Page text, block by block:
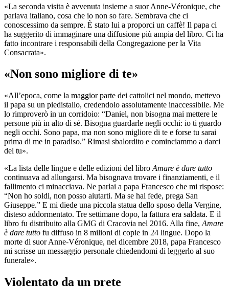
«La seconda visita è avvenuta insieme a suor Anne-Véronique, che
parlava italiano, cosa che io non so fare. Sembrava che ci
conoscessimo da sempre. È stato lui a proporci un caffè! Il papa ci
ha suggerito di immaginare una diffusione più ampia del libro. Ci ha
fatto incontrare i responsabili della Congregazione per la Vita
Consacrata».
«Non sono migliore di te»
«All’epoca, come la maggior parte dei cattolici nel mondo, mettevo
il papa su un piedistallo, credendolo assolutamente inaccessibile. Me
lo rimproverò in un corridoio: “Daniel, non bisogna mai mettere le
persone più in alto di sé. Bisogna guardarle negli occhi: io ti guardo
negli occhi. Sono papa, ma non sono migliore di te e forse tu sarai
prima di me in paradiso.” Rimasi sbalordito e cominciammo a darci
del tu».
«La lista delle lingue e delle edizioni del libro Amare è dare tutto
continuava ad allungarsi. Ma bisognava trovare i finanziamenti, e il
fallimento ci minacciava. Ne parlai a papa Francesco che mi rispose:
“Non ho soldi, non posso aiutarti. Ma se hai fede, prega San
Giuseppe.” E mi diede una piccola statua dello sposo della Vergine,
disteso addormentato. Tre settimane dopo, la fattura era saldata. E il
libro fu distribuito alla GMG di Cracovia nel 2016. Alla fine, Amare
è dare tutto fu diffuso in 8 milioni di copie in 24 lingue. Dopo la
morte di suor Anne-Véronique, nel dicembre 2018, papa Francesco
mi scrisse un messaggio personale chiedendomi di leggerlo al suo
funerale».
Violentato da un prete